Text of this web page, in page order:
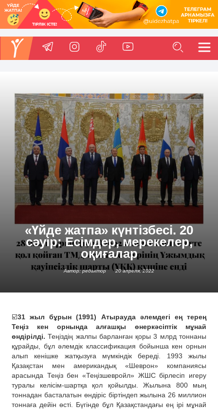
«Үйде жатпа» күнтізбесі. 20
сәуір: Есімдер, мерекелер,
оқиғалар
Автор: редактор 20 апреля, 2022
☑️31 жыл бұрын (1991) Атырауда әлемдегі ең терең
Теңіз кен орнында алғашқы өнеркәсіптік мұнай
өндірілді. Теңіздің жалпы барланған қоры 3 млрд тоннаны
құрайды, бұл әлемдік классификация бойынша кен орнын
алып кенішке жатқызуға мүмкіндік береді. 1993 жылы
Қазақстан мен американдық «Шеврон» компаниясы
арасында Теңіз бен «Теңізшевройл» ЖШС бірлесіп игеру
туралы келісім-шартқа қол қойылды. Жылына 800 мың
тоннадан басталатын өндіріс біртіндеп жылына 26 миллион
тоннаға дейін өсті. Бүгінде бұл Қазақстандағы ең ірі мұнай